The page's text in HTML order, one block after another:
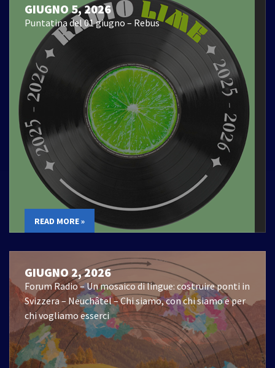
GIUGNO 5, 2026
Puntatina del 01 giugno – Rebus
READ MORE »
GIUGNO 2, 2026
Forum Radio – Un mosaico di lingue: costruire ponti in
Svizzera – Neuchâtel – Chi siamo, con chi siamo e per
chi vogliamo esserci